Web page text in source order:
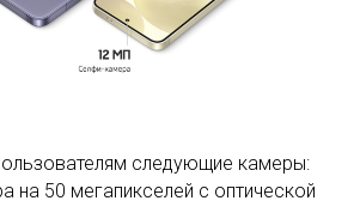
следующие камеры:
на 50 мегапикселей с оптической